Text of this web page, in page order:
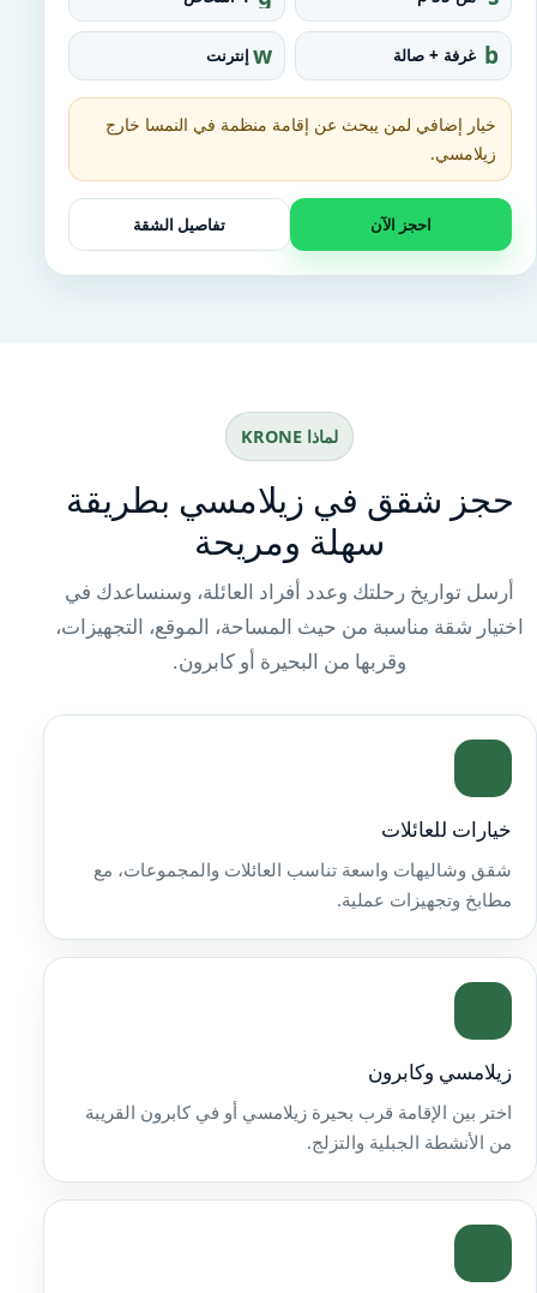
q
u
a
r
e_
fo
o
t
r
o
u
p
b
e
d
غرفة + صالة w
ifi
إنترنت
خيار إضافي لمن يبحث عن إقامة منظمة في النمسا خارج
زيلامسي.
احجز الآن تفاصيل الشقة
لماذا KRONE
حجز شقق في زيلامسي بطريقة
سهلة ومريحة
أرسل تواريخ رحلتك وعدد أفراد العائلة، وسنساعدك في
اختيار شقة مناسبة من حيث المساحة، الموقع، التجهيزات،
وقربها من البحيرة أو كابرون.
خيارات للعائلات
شقق وشاليهات واسعة تناسب العائلات والمجموعات، مع
مطابخ وتجهيزات عملية.
زيلامسي وكابرون
اختر بين الإقامة قرب بحيرة زيلامسي أو في كابرون القريبة
من الأنشطة الجبلية والتزلج.